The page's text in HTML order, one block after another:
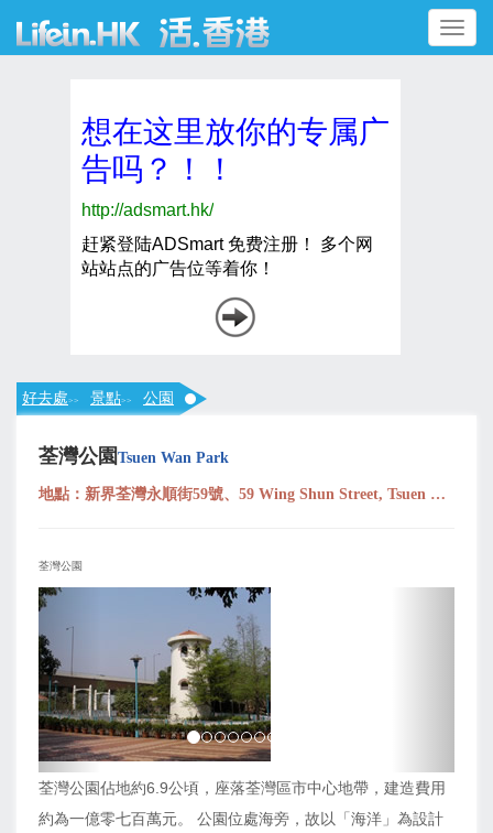
Toggle
navigation
好去處>> 景點>> 公園
荃灣公園Tsuen Wan Park
地點：新界荃灣永順街59號、59 Wing Shun Street, Tsuen Wan, N.T.
荃灣公園
一
荃灣公園佔地約6.9公頃，座落荃灣區市中心地帶，建造費用
約為一億零七百萬元。 公園位處海旁，故以「海洋」為設計